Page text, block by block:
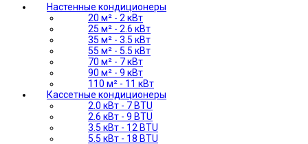
Настенные кондиционеры
20 м² - 2 кВт
25 м² - 2.6 кВт
35 м² - 3.5 кВт
55 м² - 5.5 кВт
70 м² - 7 кВт
90 м² - 9 кВт
110 м² - 11 кВт
Кассетные кондиционеры
2.0 кВт - 7 BTU
2.6 кВт - 9 BTU
3.5 кВт - 12 BTU
5.5 кВт - 18 BTU